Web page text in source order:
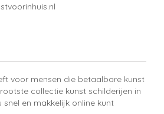
voor mensen die betaalbare kunst
collectie kunst schilderijen in
snel en makkelijk online kunt